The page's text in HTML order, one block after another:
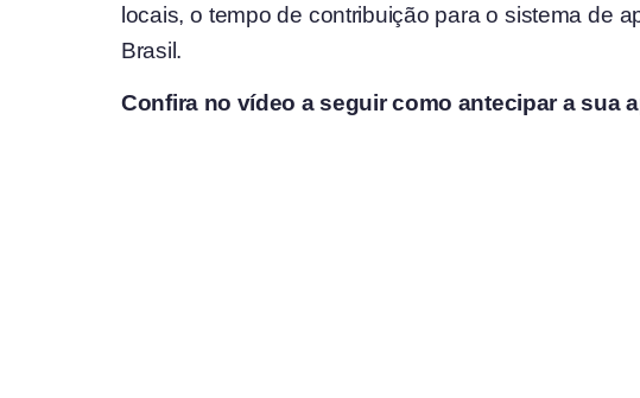
locais, o tempo de contribuição para o sistema de
Brasil.
Confira no vídeo a seguir como antecipar a sua